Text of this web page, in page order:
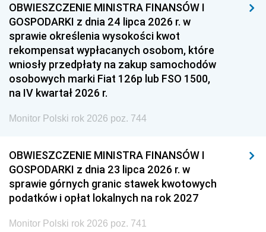
OBWIESZCZENIE MINISTRA FINANSÓW I
GOSPODARKI z dnia 24 lipca 2026 r. w
sprawie określenia wysokości kwot
rekompensat wypłacanych osobom, które
wniosły przedpłaty na zakup samochodów
osobowych marki Fiat 126p lub FSO 1500,
na IV kwartał 2026 r.
Monitor Polski rok 2026 poz. 744
OBWIESZCZENIE MINISTRA FINANSÓW I
GOSPODARKI z dnia 23 lipca 2026 r. w
sprawie górnych granic stawek kwotowych
podatków i opłat lokalnych na rok 2027
Monitor Polski rok 2026 poz. 741